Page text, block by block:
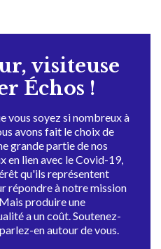
visiteuse
Échos !
vous soyez si nombreux à
avons fait le choix de
grande partie de nos
en lien avec le Covid-19,
qu'ils représentent
répondre à notre mission
produire une
a un coût. Soutenez-
en autour de vous.